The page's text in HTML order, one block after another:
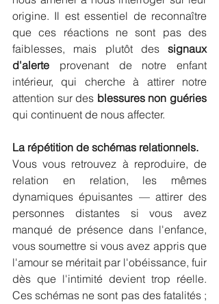
origine. Il est essentiel de reconnaître
que ces réactions ne sont pas des
faiblesses, mais plutôt des signaux
d'alerte provenant de notre enfant
intérieur, qui cherche à attirer notre
attention sur des blessures non guéries
qui continuent de nous affecter.
La répétition de schémas relationnels.
Vous vous retrouvez à reproduire, de
relation en relation, les mêmes
dynamiques épuisantes — attirer des
personnes distantes si vous avez
manqué de présence dans l'enfance,
vous soumettre si vous avez appris que
l'amour se méritait par l'obéissance, fuir
dès que l'intimité devient trop réelle.
Ces schémas ne sont pas des fatalités ;